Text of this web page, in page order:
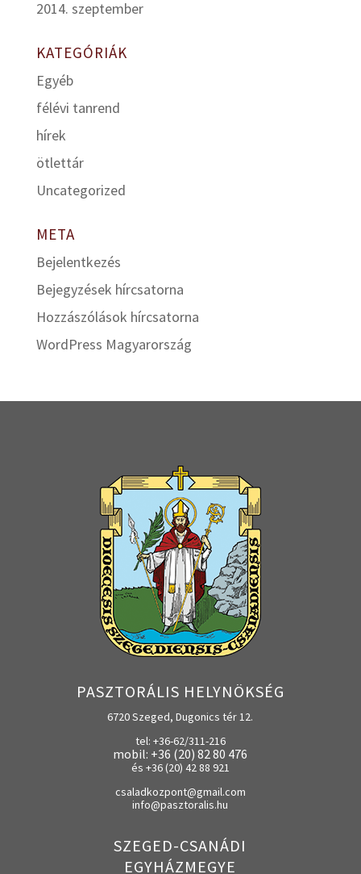
2014. szeptember
KATEGÓRIÁK
Egyéb
félévi tanrend
hírek
ötlettár
Uncategorized
META
Bejelentkezés
Bejegyzések hírcsatorna
Hozzászólások hírcsatorna
WordPress Magyarország
PASZTORÁLIS HELYNÖKSÉG
6720 Szeged, Dugonics tér 12.
tel: +36-62/311-216
mobil: +36 (20) 82 80 476
és +36 (20) 42 88 921
csaladkozpont@gmail.com
info@pasztoralis.hu
SZEGED-CSANÁDI
EGYHÁZMEGYE